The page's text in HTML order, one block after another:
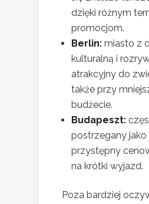
dzięki różnym
promocjom.
Berlin: miasto z
kulturalną i
atrakcyjny do
także przy
budżecie.
Budapeszt:
postrzegany
przystępny
na krótki wyjazd.
Poza bardziej